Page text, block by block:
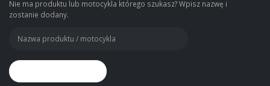
Nie ma produktu lub motocykla którego szukasz? Wpisz nazwę i
zostanie dodany.